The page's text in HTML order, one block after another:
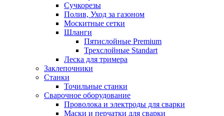
Сучкорезы
Полив, Уход за газоном
Москитные сетки
Шланги
Пятислойные Premium
Трехслойные Standart
Леска для тримера
Заклепочники
Станки
Точильные станки
Сварочное оборудование
Проволока и электроды для сварки
Маски и перчатки для сварки